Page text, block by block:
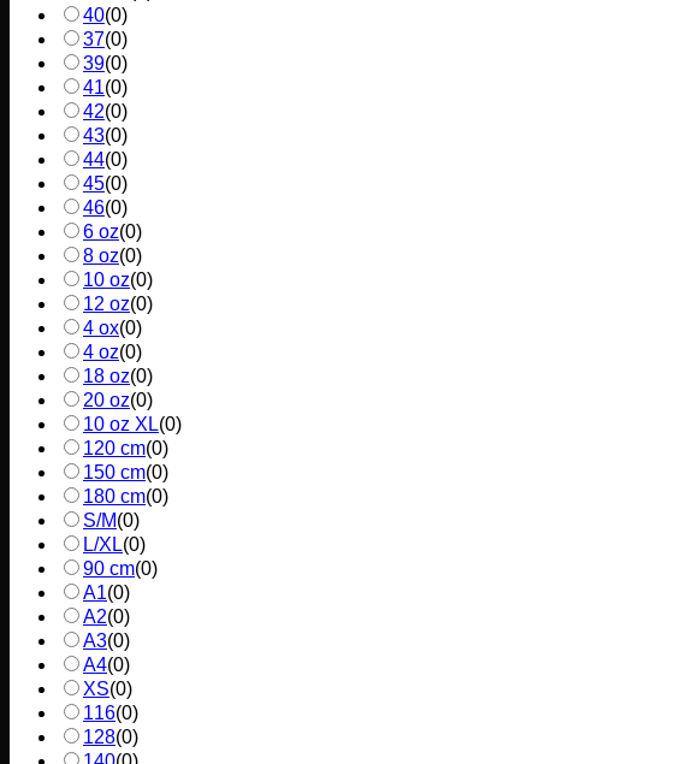
40(0)
37(0)
39(0)
41(0)
42(0)
43(0)
44(0)
45(0)
46(0)
6 oz(0)
8 oz(0)
10 oz(0)
12 oz(0)
4 ox(0)
4 oz(0)
18 oz(0)
20 oz(0)
10 oz XL(0)
120 cm(0)
150 cm(0)
180 cm(0)
S/M(0)
L/XL(0)
90 cm(0)
A1(0)
A2(0)
A3(0)
A4(0)
XS(0)
116(0)
128(0)